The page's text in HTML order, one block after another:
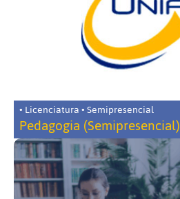
• Licenciatura • Semipresencial
Pedagogia (Semipresencial)